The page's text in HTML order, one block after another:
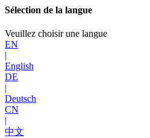
Sélection de la langue
Veuillez choisir une langue
EN
|
English
DE
|
Deutsch
CN
|
中文